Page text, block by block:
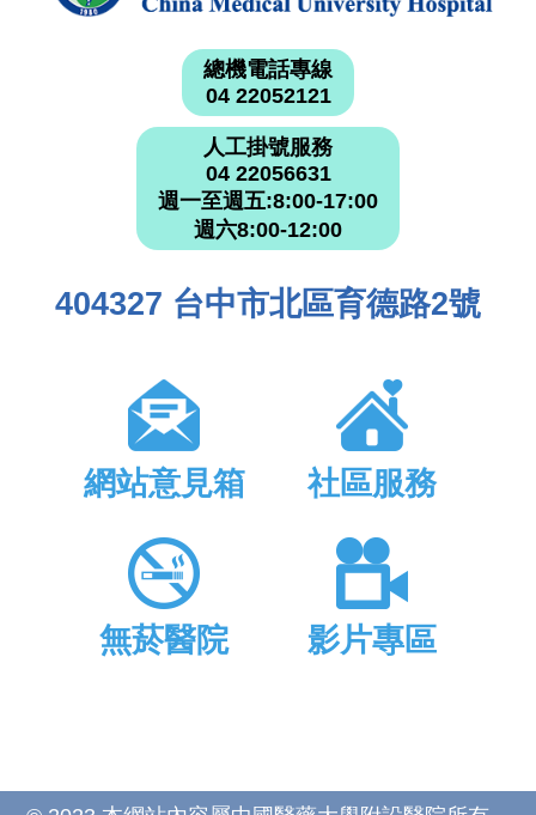
總機電話專線
04 22052121
人工掛號服務
04 22056631
週一至週五:8:00-17:00
週六8:00-12:00
404327 台中市北區育德路2號
網站意見箱 社區服務
無菸醫院 影片專區